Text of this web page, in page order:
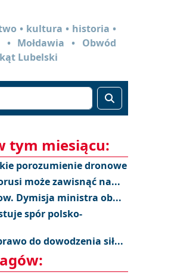
• kultura • historia •
Mołdawia • Obwód
Lubelski
tym miesiącu:
porozumienie dronowe
może zawisnąć na...
Dymisja ministra ob...
spór polsko-
do dowodzenia sił...